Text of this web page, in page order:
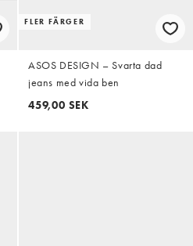
FLER FÄRGER
ASOS DESIGN – Svarta dad
jeans med vida ben
459,00 SEK